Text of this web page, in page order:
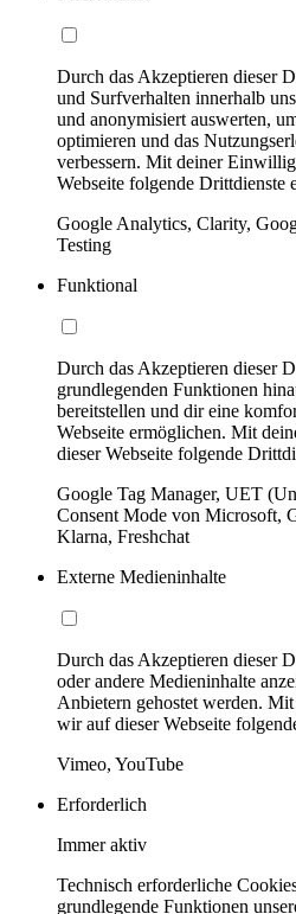
Durch das Akzeptieren dieser
und Surfverhalten innerhalb
und anonymisiert auswerten,
optimieren und das
verbessern. Mit deiner
Webseite folgende Drittdienste
Google Analytics, Clarity,
Testing
Funktional
Durch das Akzeptieren dieser
grundlegenden Funktionen
bereitstellen und dir eine
Webseite ermöglichen. Mit
dieser Webseite folgende
Google Tag Manager, UET
Consent Mode von Microsoft,
Klarna, Freshchat
Externe Medieninhalte
Durch das Akzeptieren dieser
oder andere Medieninhalte
Anbietern gehostet werden.
wir auf dieser Webseite
Vimeo, YouTube
Erforderlich
Immer aktiv
Technisch erforderliche
grundlegende Funktionen